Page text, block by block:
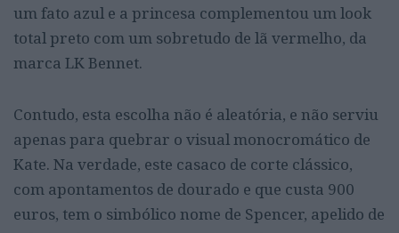
um fato azul e a princesa complementou um look
total preto com um sobretudo de lã vermelho, da
marca LK Bennet.
Contudo, esta escolha não é aleatória, e não serviu
apenas para quebrar o visual monocromático de
Kate. Na verdade, este casaco de corte clássico,
com apontamentos de dourado e que custa 900
euros, tem o simbólico nome de Spencer, apelido de